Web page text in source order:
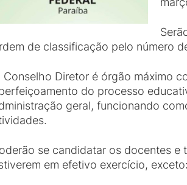
de classificação pelo número
Conselho Diretor é órgão máximo
do processo
geral, funcionando
se candidatar os docentes e
em efetivo exercício, exceto: